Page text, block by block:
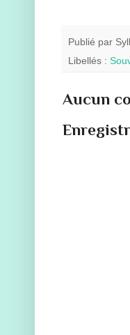
Publié par
Libellés :
Aucun